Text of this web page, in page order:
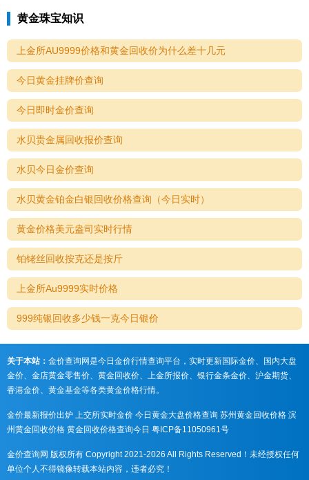
黄金珠宝知识
上金所AU9999价格和黄金回收价为什么差十几元
今日黄金挂牌价查询
今日即时金价查询
水贝贵金属回收报价查询
水贝今日金价查询
水贝黄金铂金白银回收价格查询（今日实时）
黄金价格美元盎司实时行情
铂铑丝回收按克还是按斤
上金所Au9999实时价格
999纯银回收多少钱一克今日银价
关于本站： 金价查询网是今日金价行情查询平台，实时更新国际金价、国内大盘
金价、金店黄金零售价、黄金回收价、上金所报价、银行金条金价、沪金期货、
香港金价、黄金基金等各类黄金价格行情。
金价最新报价出炉 上交所实时金价 今日黄金大盘价格查询 苏州黄金回收价格 滨
州黄金回收价格 黄金回收价格查询今日 粤ICP备11050961号
金价查询网 版权所有 Copyright 2021-2026 All Rights Reserved！未经授权任何
单位个人不得镜像转载本站内容，违者必究！